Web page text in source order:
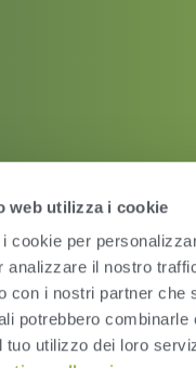
web utilizza i cookie
cookie per
analizzare il nostro
con i nostri partner che
potrebbero
tuo utilizzo dei loro